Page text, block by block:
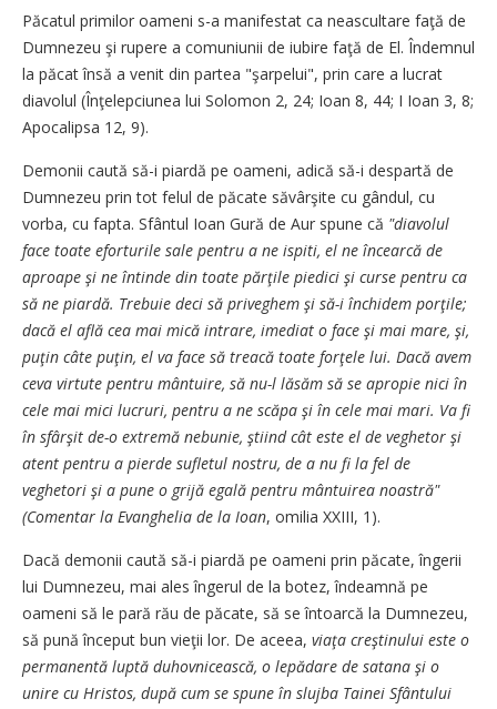
Păcatul primilor oameni s-a manifestat ca neascultare faţă de
Dumnezeu şi rupere a comuniunii de iubire faţă de El. Îndemnul
la păcat însă a venit din partea "şarpelui", prin care a lucrat
diavolul (Înţelepciunea lui Solomon 2, 24; Ioan 8, 44; I Ioan 3, 8;
Apocalipsa 12, 9).
Demonii caută să-i piardă pe oameni, adică să-i despartă de
Dumnezeu prin tot felul de păcate săvârşite cu gândul, cu
vorba, cu fapta. Sfântul Ioan Gură de Aur spune că "diavolul
face toate eforturile sale pentru a ne ispiti, el ne încearcă de
aproape şi ne întinde din toate părţile piedici şi curse pentru ca
să ne piardă. Trebuie deci să priveghem şi să-i închidem porţile;
dacă el află cea mai mică intrare, imediat o face şi mai mare, şi,
puţin câte puţin, el va face să treacă toate forţele lui. Dacă avem
ceva virtute pentru mântuire, să nu-l lăsăm să se apropie nici în
cele mai mici lucruri, pentru a ne scăpa şi în cele mai mari. Va fi
în sfârşit de-o extremă nebunie, ştiind cât este el de veghetor şi
atent pentru a pierde sufletul nostru, de a nu fi la fel de
veghetori şi a pune o grijă egală pentru mântuirea noastră"
(Comentar la Evanghelia de la Ioan, omilia XXIII, 1).
Dacă demonii caută să-i piardă pe oameni prin păcate, îngerii
lui Dumnezeu, mai ales îngerul de la botez, îndeamnă pe
oameni să le pară rău de păcate, să se întoarcă la Dumnezeu,
să pună început bun vieţii lor. De aceea, viaţa creştinului este o
permanentă luptă duhovnicească, o lepădare de satana şi o
unire cu Hristos, după cum se spune în slujba Tainei Sfântului